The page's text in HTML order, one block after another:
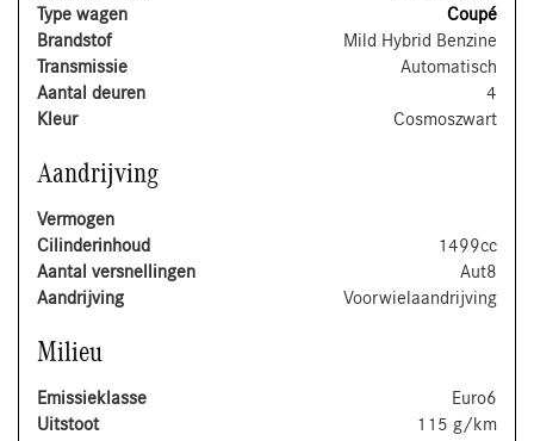
Type wagen
Coupé
Brandstof
Mild Hybrid Benzine
Transmissie
Automatisch
Aantal deuren
4
Kleur
Cosmoszwart
Aandrijving
Vermogen
Cilinderinhoud
1499cc
Aantal versnellingen
Aut8
Aandrijving
Voorwielaandrijving
Milieu
Emissieklasse
Euro6
Uitstoot
115 g/km